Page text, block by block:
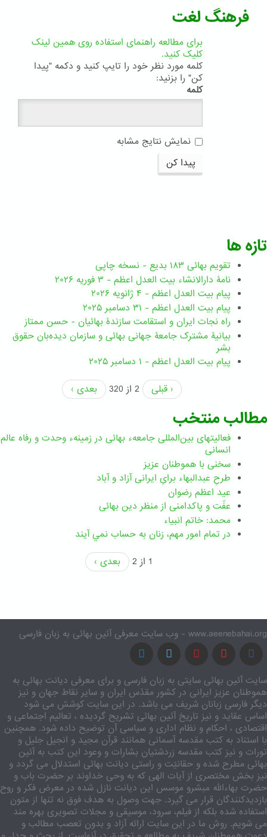
فرهنگ لغت
برای مطالعه راهنمای استفاده روی همین لینک
کلیک کنید.
کلمه مورد نظر خود را تایپ کنید و دکمه "پیدا
کن" را بزنید:
کلمه
نمایش نتایج مشابه
پیدا کن
تازه ها
تقویم بهائی ۱۸۳ بدیع - نسخه چاپی
نامۀ دارالانشاء بیت العدل اعظم - ۳ فوریه ۲۰۲۶
پیام بیت العدل اعظم - ۴ ژانویه ۲۰۲۶
پیام بیت العدل اعظم - ۳۱ دسامبر ۲۰۲۵
راه نجات ایران و استقامت سازندۀ بهائیان - حسن ممتاز
بیانیۀ مشترک جامعۀ جهانی بهائی و سازمان دیده‌بان حقوق
بشر
پیام بیت العدل اعظم - ۱ دسامبر ۲۰۲۵
‹ قبلی
2 از 320 بعدی ›
مطالب منتخب
فعالیتهای بین‌المللی جامعهء بهائی در زمینهء وحدت و رفاه عالم
انسانی
سخنی با هموطنان عزیز
طرحِ عبدالبهاء برایِ ایرانی آزاد و آباد
عید اعظم رضوان
عفّت و پاکدامنی از منظر دین بهائی
محمد: خاتم انبیاء
در تمام امور مهم،‌ زنان به حساب نمي آيند
1 از 2
بعدی ›
www.aeenebahai.org - وب سایت معرفی آئین بهائی به زبان فارسی
سایت آئین بهائی سایتی به زبان فارسی و برای معرفی دیانت بهائی به
هموطنان عزیز ایرانی در کشور مقدّس ایران و سایر نقاط جهان و نیز
دیگر فارسی زبانان شریف می باشد. در این سایت کوشش می شود
اساس عقاید و نیز تاریخ آئین بهائی تشریح گردیده ، تعالیم اجتماعی و
اقتصادی ، احکام و نظام اداری و سیاسی آن توضیح داده شود. همچنین
با استناد به کتب مقدسه آسمانی همانند قرآن مجید و انجیل جلیل و
تورات و نیز کتب مقدسه زردشتیان بشارات و وعود این کتب به آئین
بهائی مطرح شده و حقانیّت و راستی دیانت بهائی استدلال می گردد و
نیز بخش مختصری از آیات الهی که به وحی خداوند بر حضرت باب و
حضرت بهاءالله مبشرو موسس این دیانت نازل شده در معرض فکر و روح
بازدیدکنندگان قرار می گیرد. جهت وصول به هدف فوق نه تنها از متون
استفاده شده بلکه از فیلم، سرود، موسیقی و مجلات تصویری بهره مند
می شویم. روش ما در این سایت ارائه آزاد و بدون تعصب مطالب و